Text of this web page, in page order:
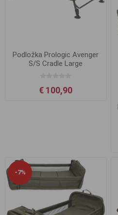
Podložka Prologic Avenger
S/S Cradle Large
€ 100,90
-7%